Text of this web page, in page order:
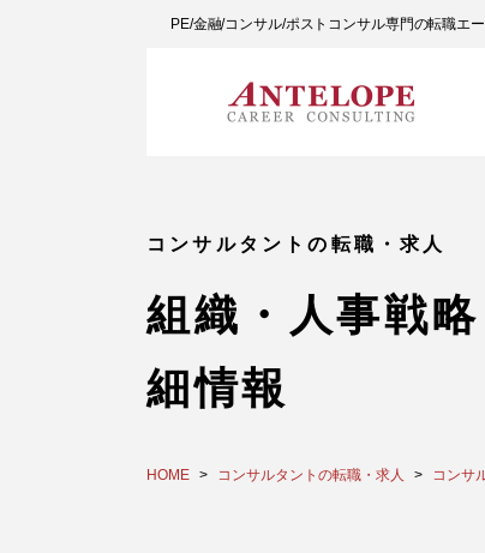
PE/金融/コンサル/ポストコンサル専門の転職
コンサルタントの転職・求人
組織・人事戦
細情報
HOME コンサルタントの転職・求人 コンサ